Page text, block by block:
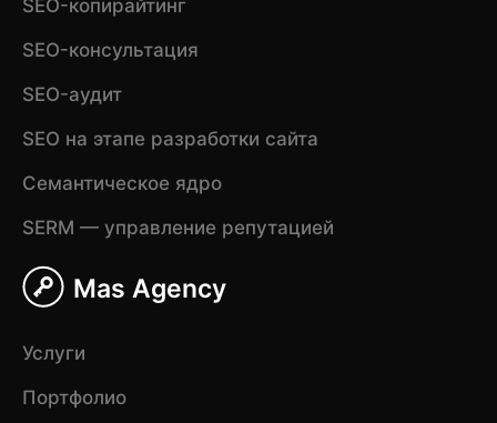
Mas Agency
Услуги
Портфолио
SEO-копирайтинг
SEO-консультация
SEO-аудит
SEO на этапе разработки сайта
Семантическое ядро
SERM — управление репутацией